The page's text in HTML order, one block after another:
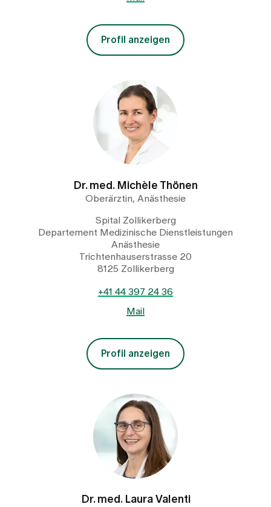
Profil anzeigen
Dr. med. Michèle Thönen
Oberärztin, Anästhesie
Spital Zollikerberg
Departement Medizinische Dienstleistungen
Anästhesie
Trichtenhauserstrasse 20
8125 Zollikerberg
+41 44 397 24 36
Mail
Profil anzeigen
Dr. med. Laura Valenti